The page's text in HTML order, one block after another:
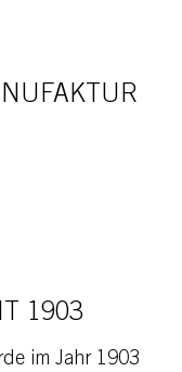
1903
im Jahr 1903